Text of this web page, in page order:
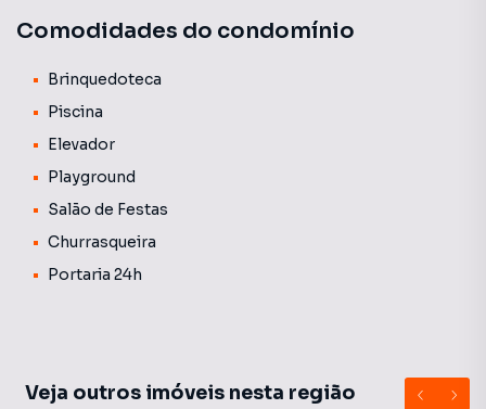
Comodidades do condomínio
Brinquedoteca
Piscina
Elevador
Playground
Salão de Festas
Churrasqueira
Portaria 24h
Veja outros imóveis nesta região